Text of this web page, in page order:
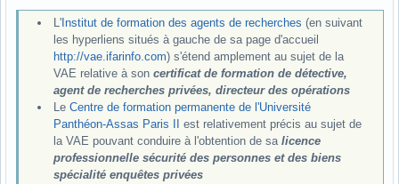
L' Institut de formation des agents de recherches (en suivant
les hyperliens situés à gauche de sa page d'accueil
http://vae.ifarinfo.com) s'étend amplement au sujet de la
VAE relative à son certificat de formation de détective,
agent de recherches privées, directeur des opérations
Le Centre de formation permanente de l'Université
Panthéon-Assas Paris II
est relativement précis au sujet de
la VAE pouvant conduire à l'obtention de sa licence
professionnelle sécurité des personnes et des biens
spécialité enquêtes privées